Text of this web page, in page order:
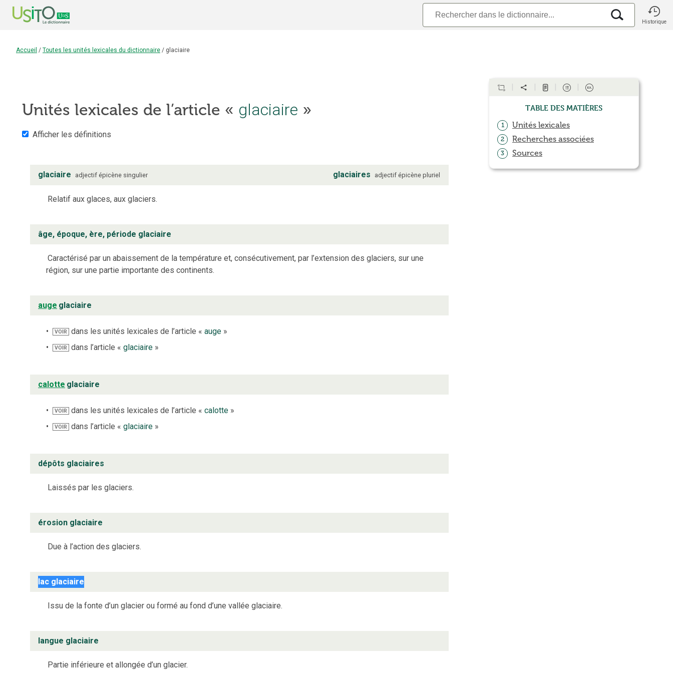
Historique
Accueil / Toutes les unités lexicales du dictionnaire / glaciaire
Unités lexicales de l’article « glaciaire »
Afficher les définitions
glaciaire adjectif épicène singulier glaciaires adjectif épicène pluriel
Relatif aux glaces, aux glaciers.
âge, époque, ère, période glaciaire
Caractérisé par un abaissement de la température et, consécutivement, par l’extension des glaciers, sur une
région, sur une partie importante des continents.
auge glaciaire
VOIR dans les unités lexicales de l’article «auge »
VOIR dans l’article «glaciaire »
calotte glaciaire
VOIR dans les unités lexicales de l’article «calotte »
VOIR dans l’article «glaciaire »
dépôts glaciaires
Laissés par les glaciers.
érosion glaciaire
Due à l’action des glaciers.
lac glaciaire
Issu de la fonte d’un glacier ou formé au fond d’une vallée glaciaire.
langue glaciaire
Partie inférieure et allongée d’un glacier.
Table des matières
1 Unités lexicales
2 Recherches associées
3 Sources